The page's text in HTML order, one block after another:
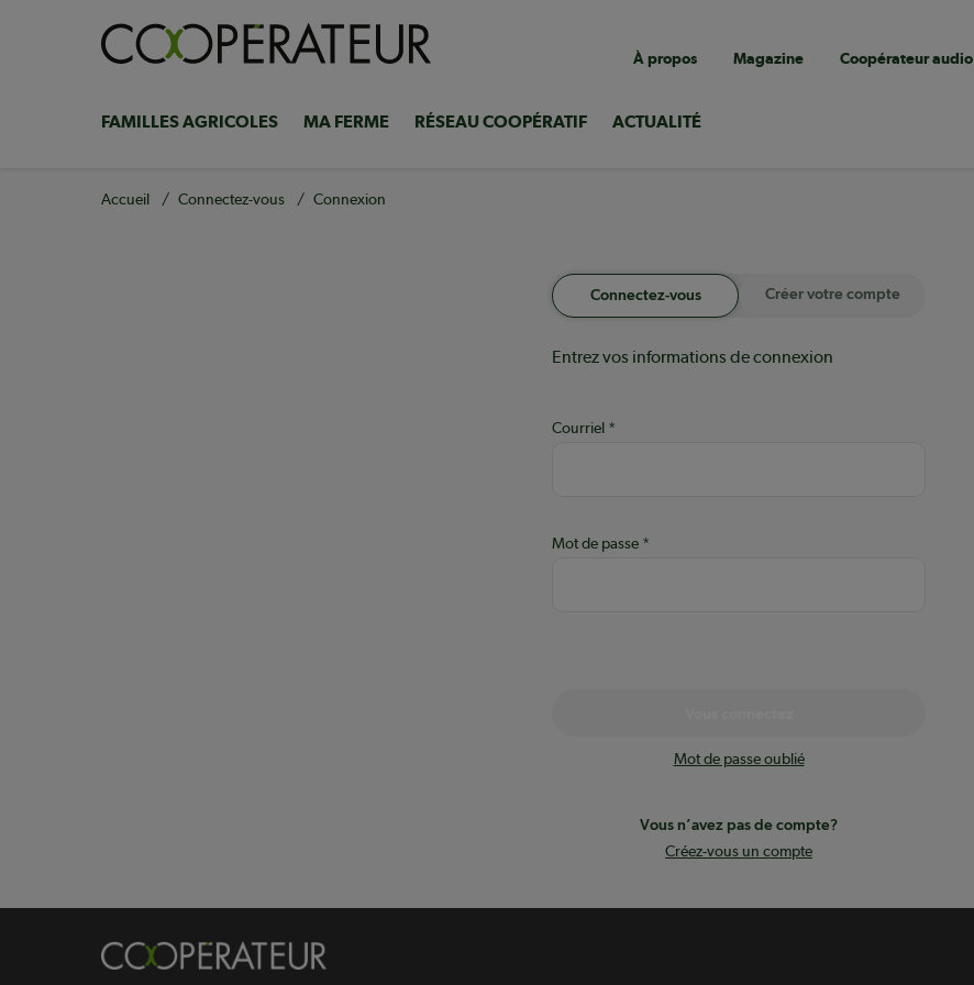
Navigation
utilitaire
À propos Magazine Coopérateur audio
Navigation
principale
FAMILLES AGRICOLES MA FERME RÉSEAU COOPÉRATIF ACTUALITÉ
Fil
Accueil Connectez-vous Connexion
Connectez-vous Créer votre compte
Entrez vos informations de connexion
Courriel
Mot de passe
Mot de passe oublié
Vous n’avez pas de compte?
Créez-vous un compte